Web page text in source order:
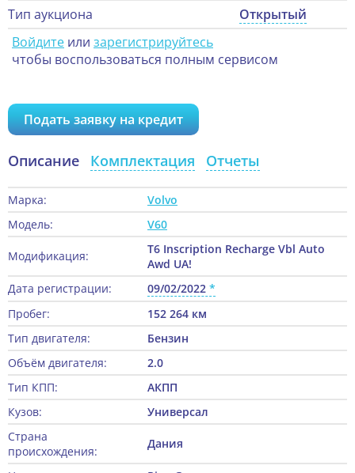
Тип аукциона
Открытый
Войдите или зарегистрируйтесь
чтобы воспользоваться полным сервисом
Подать заявку на кредит
Описание Комплектация Отчеты
Марка:
Volvo
Модель:
V60
Модификация:
T6 Inscription Recharge Vbl Auto
Awd UA!
Дата регистрации:
09/02/2022
Пробег:
152 264 км
Тип двигателя:
Бензин
Объём двигателя:
2.0
Тип КПП:
АКПП
Кузов:
Универсал
Страна
происхождения:
Дания